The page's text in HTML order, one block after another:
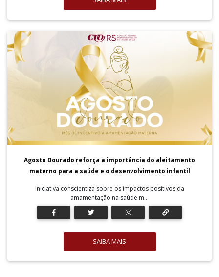
Agosto Dourado reforça a importância do aleitamento
materno para a saúde e o desenvolvimento infantil
Iniciativa conscientiza sobre os impactos positivos da
amamentação na saúde m...
SAIBA MAIS